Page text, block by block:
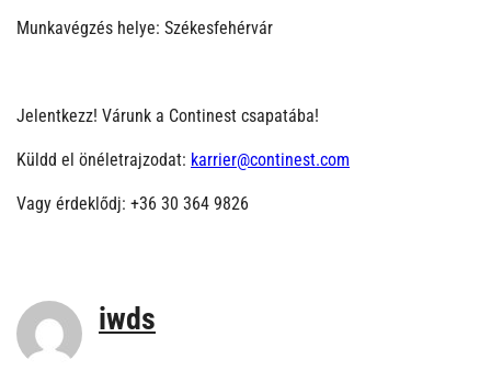
Munkavégzés helye: Székesfehérvár
Jelentkezz! Várunk a Continest csapatába!
Küldd el önéletrajzodat: karrier@continest.com
Vagy érdeklődj: +36 30 364 9826
iwds